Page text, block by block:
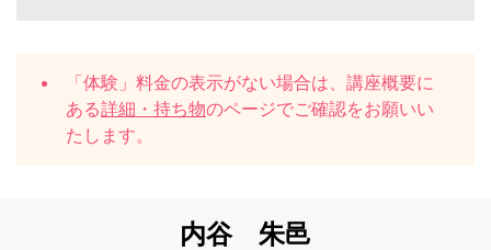
「体験」料金の表示がない場合は、講座概要に
ある詳細・持ち物のページでご確認をお願いい
たします。
内谷 朱邑